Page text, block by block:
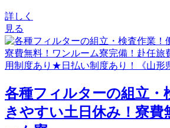
詳しく
見る
各種フィルターの組立・
きやすい土日休み！寮費